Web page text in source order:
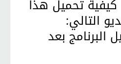
تحميل هذا
التالي:
البرنامج بعد